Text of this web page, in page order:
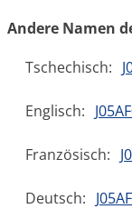
Andere Namen
Tschechisch:
Englisch:
Französisch:
Deutsch: